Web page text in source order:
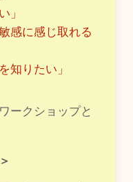
」
感に感じ取れる
知りたい」
ークショップと